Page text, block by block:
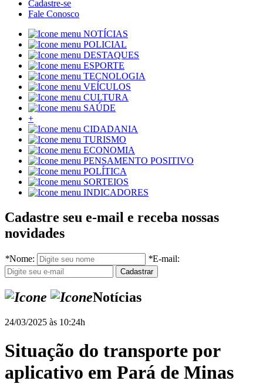
Cadastre-se
Fale Conosco
NOTÍCIAS
POLICIAL
DESTAQUES
ESPORTE
TECNOLOGIA
VEÍCULOS
CULTURA
SAÚDE
+
CIDADANIA
TURISMO
ECONOMIA
PENSAMENTO POSITIVO
POLÍTICA
SORTEIOS
INDICADORES
Cadastre seu e-mail e receba nossas
novidades
*Nome: *E-mail:
Notícias
24/03/2025 às 10:24h
Situação do transporte por
aplicativo em Pará de Minas